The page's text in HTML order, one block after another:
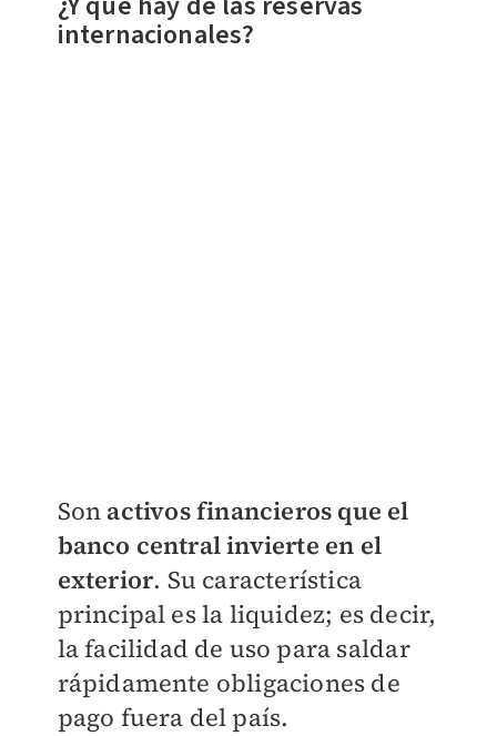
internacionales?
Son activos financieros que el
banco central invierte en el
exterior. Su característica
principal es la liquidez; es decir,
la facilidad de uso para saldar
rápidamente obligaciones de
pago fuera del país.